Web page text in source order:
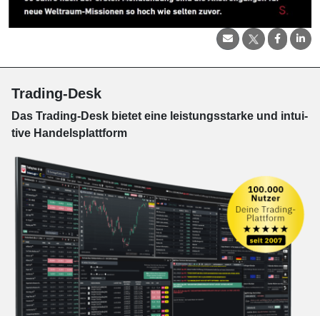
Trading-Desk
Das Trading-Desk bie­tet eine leis­tungs­star­ke und in­tui­
tive Han­dels­platt­form